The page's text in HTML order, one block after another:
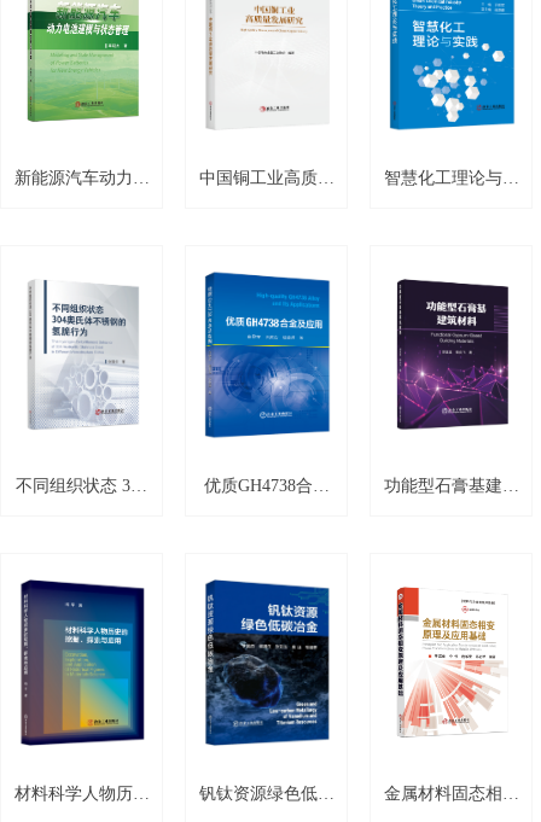
新能源汽车动力电
中国铜工业高质量
智慧化工理论与实
不同组织状态 304
优质GH4738合金
功能型石膏基建筑
材料科学人物历史
钒钛资源绿色低碳
金属材料固态相变